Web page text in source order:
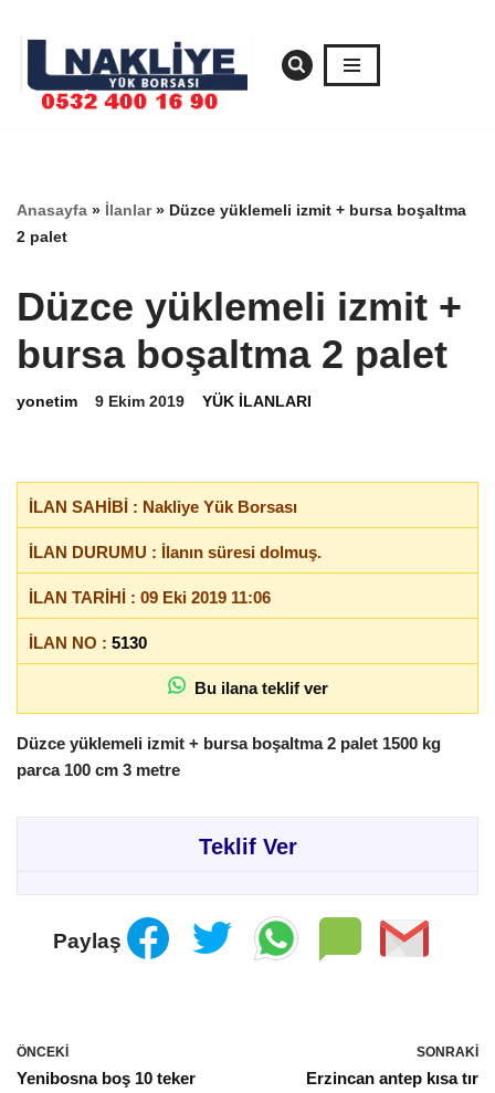
geç
Anasayfa » İlanlar» Düzce yüklemeli izmit + bursa boşaltma
2 palet
Düzce yüklemeli izmit +
bursa boşaltma 2 palet
yonetim 9 Ekim 2019 YÜK İLANLARI
İLAN SAHİBİ : Nakliye Yük Borsası
İLAN DURUMU : İlanın süresi dolmuş.
İLAN TARİHİ : 09 Eki 2019 11:06
İLAN NO : 5130
Bu ilana teklif ver
Düzce yüklemeli izmit + bursa boşaltma 2 palet 1500 kg
parca 100 cm 3 metre
Teklif Ver
Paylaş
ÖNCEKI
Yenibosna boş 10 teker
SONRAKI
Erzincan antep kısa tır